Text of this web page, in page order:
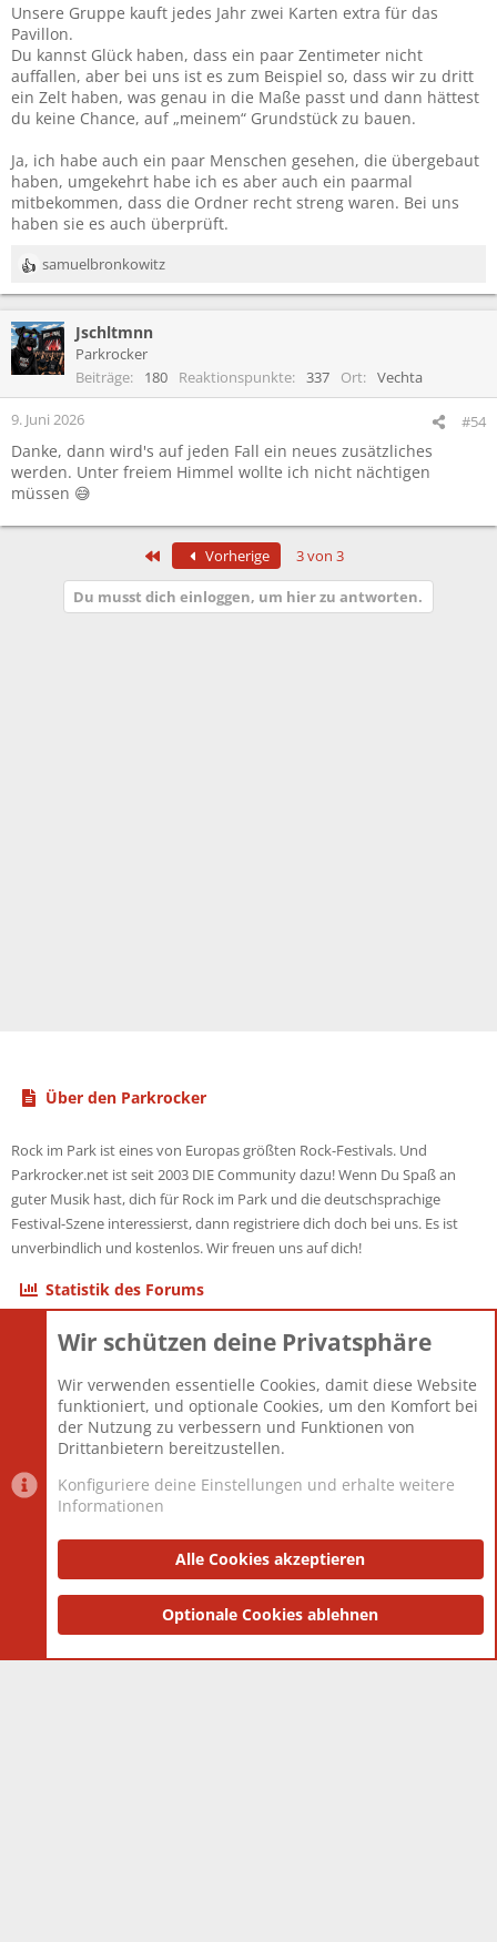
Unsere Gruppe kauft jedes Jahr zwei Karten extra für das
Pavillon.
Du kannst Glück haben, dass ein paar Zentimeter nicht
auffallen, aber bei uns ist es zum Beispiel so, dass wir zu dritt
ein Zelt haben, was genau in die Maße passt und dann hättest
du keine Chance, auf „meinem“ Grundstück zu bauen.
Ja, ich habe auch ein paar Menschen gesehen, die übergebaut
haben, umgekehrt habe ich es aber auch ein paarmal
mitbekommen, dass die Ordner recht streng waren. Bei uns
haben sie es auch überprüft.
R
e
k
t
i
n
e
n
:
samuelbronkowitz
Jschltmnn
Parkrocker
Beiträge
180 Reaktionspunkte 337 Ort Vechta
9. Juni 2026 #54
Danke, dann wird's auf jeden Fall ein neues zusätzliches
werden. Unter freiem Himmel wollte ich nicht nächtigen
müssen 😅
Erste Vorherige 3 von 3
Du musst dich einloggen, um hier zu antworten.
Über den Parkrocker
Rock im Park ist eines von Europas größten Rock-Festivals. Und
Parkrocker.net ist seit 2003 DIE Community dazu! Wenn Du Spaß an
guter Musik hast, dich für Rock im Park und die deutschsprachige
Festival-Szene interessierst, dann registriere dich doch bei uns. Es ist
unverbindlich und kostenlos. Wir freuen uns auf dich!
Statistik des Forums
Themen
Mitglieder
12.427
Neuestes Mitglied
Berlin
Datenschutzerklärung Impressum
Community platform by XenForo® © 2010-2025 XenForo Ltd.
and add-ons by ThemeHouse
Wir schützen deine Privatsphäre
Wir verwenden essentielle Cookies, damit diese Website
funktioniert, und optionale Cookies, um den Komfort bei
der Nutzung zu verbessern und Funktionen von
Drittanbietern bereitzustellen.
Konfiguriere deine Einstellungen und erhalte weitere
Informationen
Alle Cookies akzeptieren
Optionale Cookies ablehnen